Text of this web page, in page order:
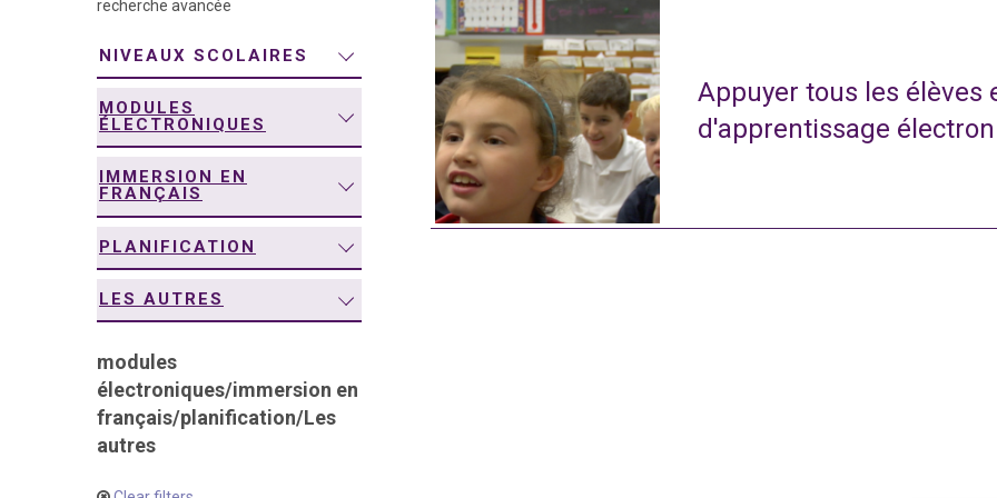
recherche avancée
NIVEAUX SCOLAIRES
MODULES
ÉLECTRONIQUES
IMMERSION EN
FRANÇAIS
PLANIFICATION
LES AUTRES
modules
électroniques/immersion en
français/planification/Les
autres
Appuyer tous les élèves
d'apprentissage